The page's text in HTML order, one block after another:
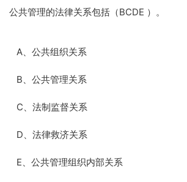
公共管理的法律关系包括（BCDE ）。
A、公共组织关系
B、公共管理关系
C、法制监督关系
D、法律救济关系
E、公共管理组织内部关系